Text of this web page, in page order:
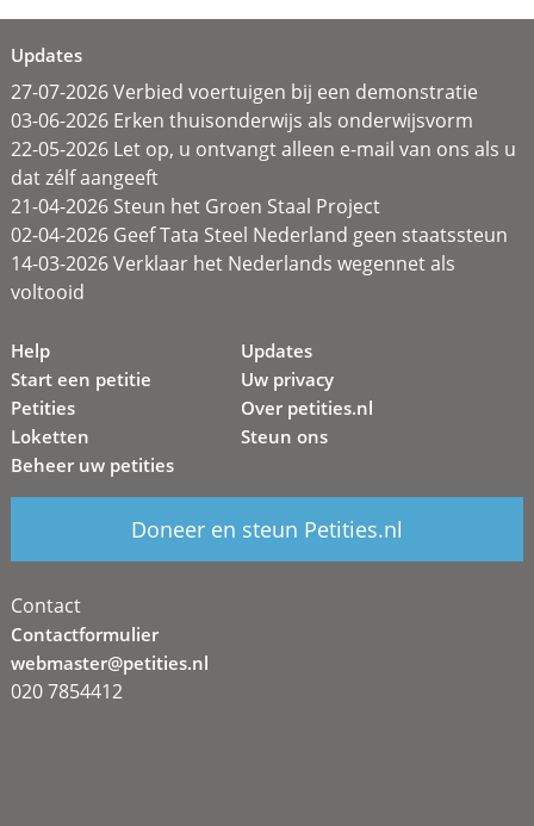
Updates
27-07-2026 Verbied voertuigen bij een demonstratie
03-06-2026 Erken thuisonderwijs als onderwijsvorm
22-05-2026 Let op, u ontvangt alleen e-mail van ons als u
dat zélf aangeeft
21-04-2026 Steun het Groen Staal Project
02-04-2026 Geef Tata Steel Nederland geen staatssteun
14-03-2026 Verklaar het Nederlands wegennet als
voltooid
Help
Start een petitie
Petities
Loketten
Beheer uw petities
Updates
Uw privacy
Over petities.nl
Steun ons
Doneer en steun Petities.nl
Contact
Contactformulier
webmaster@petities.nl
020 7854412